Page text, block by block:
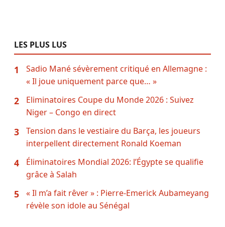
LES PLUS LUS
1
Sadio Mané sévèrement critiqué en Allemagne :
« Il joue uniquement parce que… »
2
Eliminatoires Coupe du Monde 2026 : Suivez
Niger – Congo en direct
3
Tension dans le vestiaire du Barça, les joueurs
interpellent directement Ronald Koeman
4
Éliminatoires Mondial 2026: l’Égypte se qualifie
grâce à Salah
5
« Il m’a fait rêver » : Pierre-Emerick Aubameyang
révèle son idole au Sénégal